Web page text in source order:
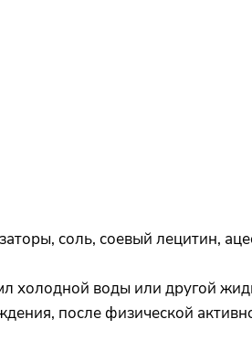
соль, соевый лецитин,
холодной воды или другой
после физической